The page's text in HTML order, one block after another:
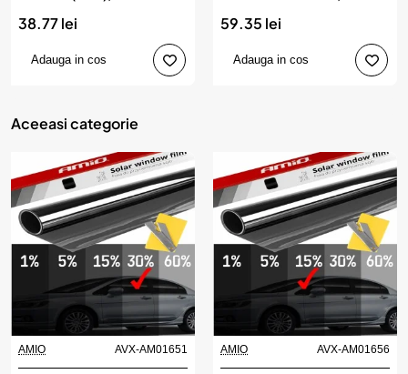
38.77 lei
Adauga in cos
59.35 lei
Adauga in cos
Aceeasi categorie
AMIO AVX-AM01651 AMIO AVX-AM01656